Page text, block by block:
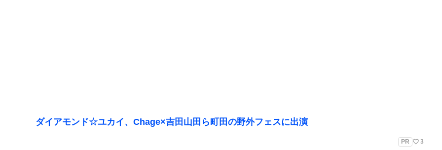
ダイアモンド☆ユカイ、Chage×吉田山田ら町田の野外フェスに出演
PR favorite_border 3